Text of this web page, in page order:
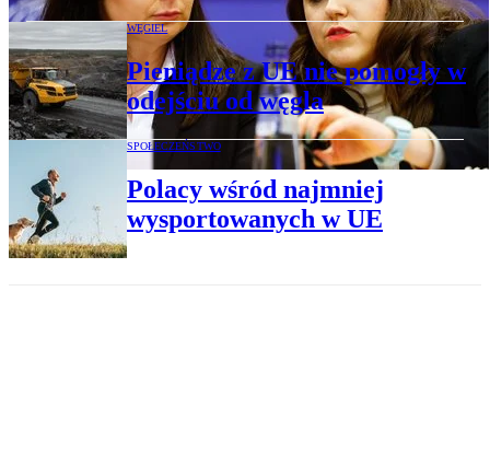
WĘGIEL
Pieniądze z UE nie pomogły w
odejściu od węgla
SPOŁECZEŃSTWO
Polacy wśród najmniej
wysportowanych w UE